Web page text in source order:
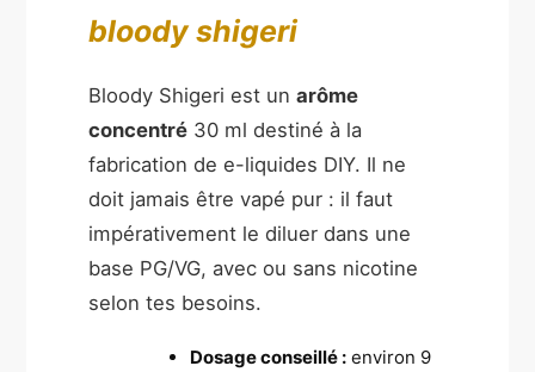
bloody shigeri
Bloody Shigeri est unarôme
concentré 30 ml destiné à la
fabrication de e-liquides DIY. Il ne
doit jamais être vapé pur : il faut
impérativement le diluer dans une
base PG/VG, avec ou sans nicotine
selon tes besoins.
Dosage conseillé : environ 9